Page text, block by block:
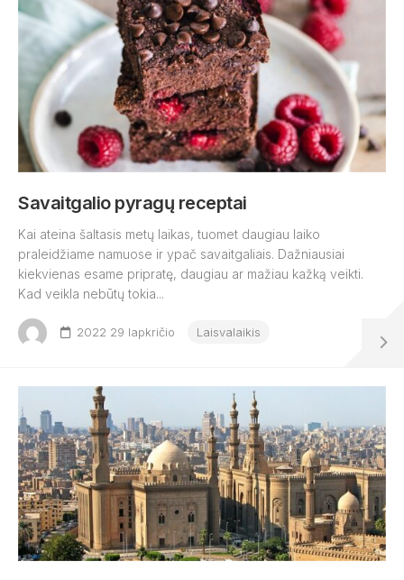
Savaitgalio pyragų receptai
Kai ateina šaltasis metų laikas, tuomet daugiau laiko
praleidžiame namuose ir ypač savaitgaliais. Dažniausiai
kiekvienas esame pripratę, daugiau ar mažiau kažką veikti.
Kad veikla nebūtų tokia...
2022 29 lapkričio Laisvalaikis